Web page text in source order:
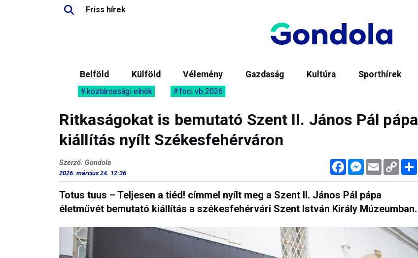
Friss hírek
Belföld Külföld Vélemény Gazdaság Kultúra Sporthírek
köztársasági elnök foci vb 2026
Ritkaságokat is bemutató Szent II. János Pál pápa
kiállítás nyílt Székesfehérváron
FacebookMessenger
Email Copy
Link
Szerző: Gondola
2026. március 24. 12:36
Totus tuus – Teljesen a tiéd! címmel nyílt meg a Szent II. János Pál pápa
életművét bemutató kiállítás a székesfehérvári Szent István Király Múzeumban.